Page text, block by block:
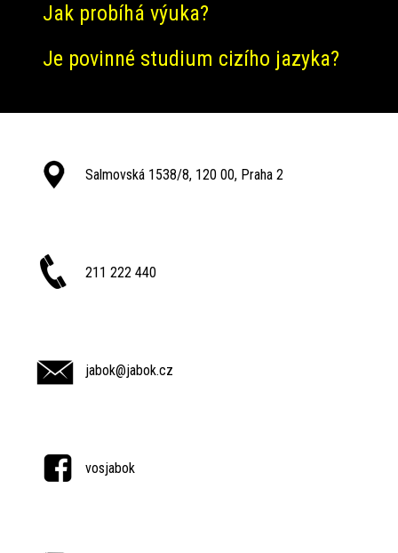
Jak probíhá výuka?
Je povinné studium cizího jazyka?
Salmovská 1538/8, 120 00, Praha 2
211 222 440
jabok@jabok.cz
vosjabok